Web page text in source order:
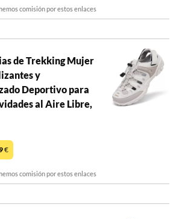
comisión por estos enlaces
de Trekking Mujer
y
Deportivo para
al Aire Libre,
€
comisión por estos enlaces